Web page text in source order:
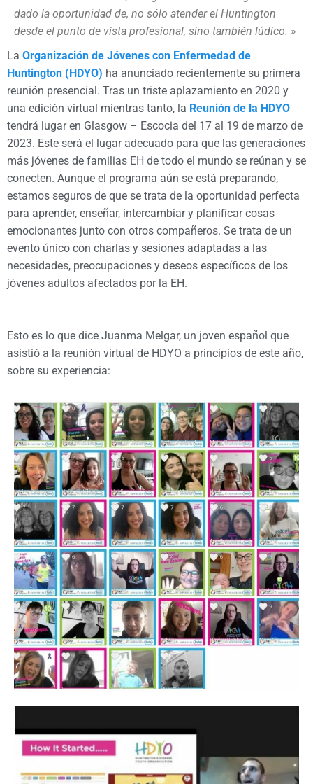
dado la oportunidad de, no sólo atender el Huntington
desde el punto de vista profesional, sino también lúdico. »
La Organización de Jóvenes con Enfermedad de
Huntington (HDYO) ha anunciado recientemente su primera
reunión presencial. Tras un triste aplazamiento en 2020 y
una edición virtual mientras tanto, la Reunión de la HDYO
tendrá lugar en Glasgow – Escocia del 17 al 19 de marzo de
2023. Este será el lugar adecuado para que las generaciones
más jóvenes de familias EH de todo el mundo se reúnan y se
conecten. Aunque el programa aún se está preparando,
estamos seguros de que se trata de la oportunidad perfecta
para aprender, enseñar, intercambiar y planificar cosas
emocionantes junto con otros compañeros. Se trata de un
evento único con charlas y sesiones adaptadas a las
necesidades, preocupaciones y deseos específicos de los
jóvenes adultos afectados por la EH.
Esto es lo que dice Juanma Melgar, un joven español que
asistió a la reunión virtual de HDYO a principios de este año,
sobre su experiencia: